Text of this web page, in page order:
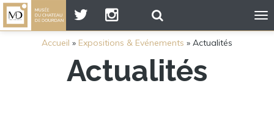
Accueil » Expositions & Evénements » Actualités
Actualités